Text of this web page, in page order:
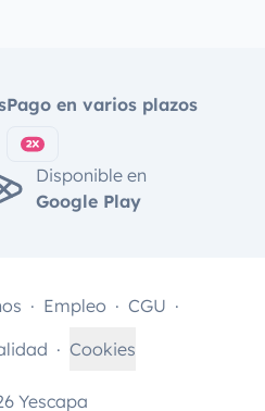
Pago en varios plazos
Disponible en
Google Play
Yescapa
Empleo
CGU
Cookies